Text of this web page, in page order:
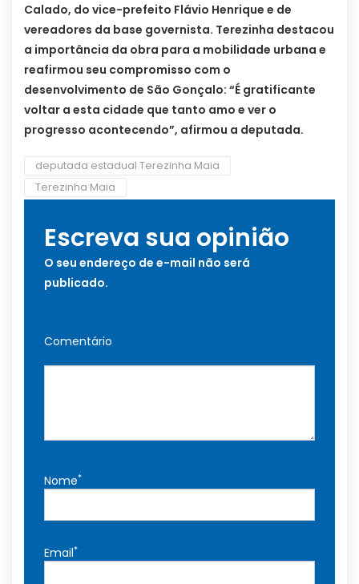
Calado, do vice-prefeito Flávio Henrique e de
vereadores da base governista. Terezinha destacou
a importância da obra para a mobilidade urbana e
reafirmou seu compromisso com o
desenvolvimento de São Gonçalo: “É gratificante
voltar a esta cidade que tanto amo e ver o
progresso acontecendo”, afirmou a deputada.
deputada estadual Terezinha Maia
Terezinha Maia
Escreva sua opinião
O seu endereço de e-mail não será
publicado.
Comentário
Nome*
Email*